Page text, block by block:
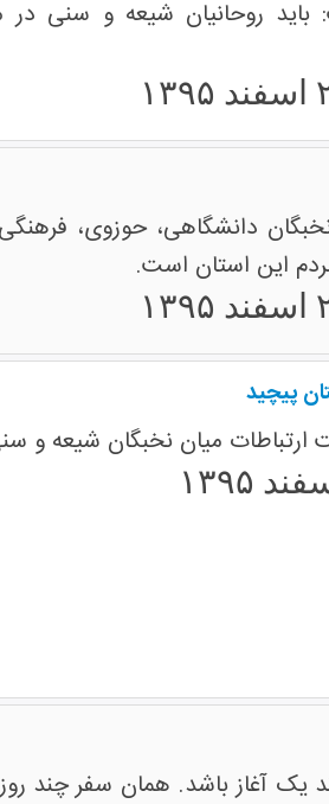
روحانیان شیعه و سنی در
پیچید
ارتباطات میان نخبگان شیعه و
آغاز باشد. همان سفر چند